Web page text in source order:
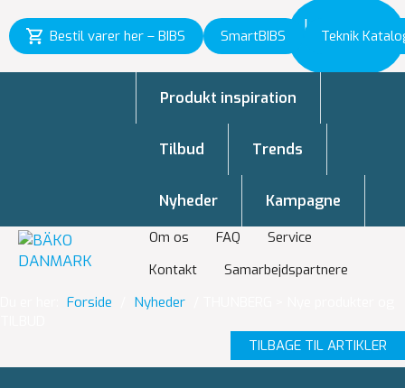
Bestil varer her – BIBS SmartBIBS Teknik
Inspiration
til vækst
Om os FAQ
Service
Kontakt
Samarbejdspartnere
Produkt inspiration
Tilbud Trends
Nyheder Kampagne
Forside Nyheder
TILBAGE TIL ARTIKLER